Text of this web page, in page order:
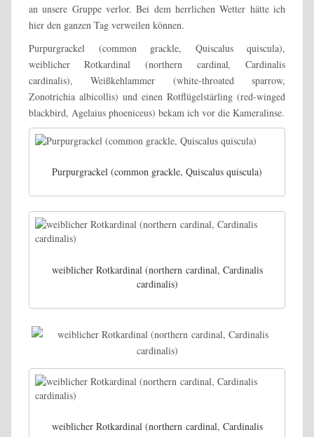
an unsere Gruppe verlor. Bei dem herrlichen Wetter hätte ich
hier den ganzen Tag verweilen können.
Purpurgrackel (common grackle, Quiscalus quiscula),
weiblicher Rotkardinal (northern cardinal
Cardinalis
cardinalis), Weißkehlammer (white-throated sparrow,
Zonotrichia albicollis) und einen Rotflügelstärling (red-winged
blackbird, Agelaius phoeniceus) bekam ich vor die Kameralinse.
Purpurgrackel (common grackle, Quiscalus quiscula)
weiblicher Rotkardinal (northern cardinal, Cardinalis
cardinalis)
weiblicher Rotkardinal (northern cardinal, Cardinalis